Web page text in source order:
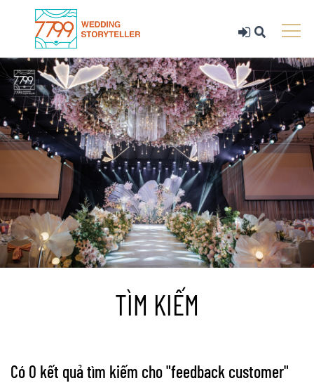
TÌM KIẾM
Có 0 kết quả tìm kiếm cho "feedback customer"